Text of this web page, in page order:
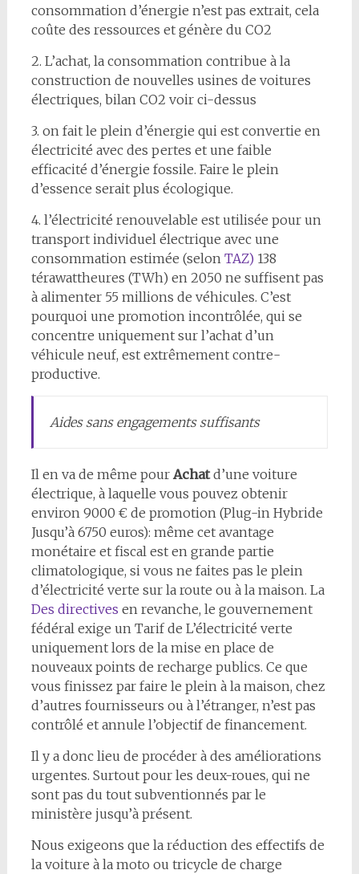
consommation d’énergie n’est pas extrait, cela
coûte des ressources et génère du CO2
2. L’achat, la consommation contribue à la
construction de nouvelles usines de voitures
électriques, bilan CO2 voir ci-dessus
3. on fait le plein d’énergie qui est convertie en
électricité avec des pertes et une faible
efficacité d’énergie fossile. Faire le plein
d’essence serait plus écologique.
4. l’électricité renouvelable est utilisée pour un
transport individuel électrique avec une
consommation estimée (selon TAZ)138
térawattheures (TWh) en 2050 ne suffisent pas
à alimenter 55 millions de véhicules. C’est
pourquoi une promotion incontrôlée, qui se
concentre uniquement sur l’achat d’un
véhicule neuf, est extrêmement contre-
productive.
Aides sans engagements suffisants
Il en va de même pour Achatd’une voiture
électrique, à laquelle vous pouvez obtenir
environ 9000 € de promotion (Plug-in Hybride
Jusqu’à 6750 euros): même cet avantage
monétaire et fiscal est en grande partie
climatologique, si vous ne faites pas le plein
d’électricité verte sur la route ou à la maison. La
Des directives en revanche, le gouvernement
fédéral exige un Tarif de L’électricité verte
uniquement lors de la mise en place de
nouveaux points de recharge publics. Ce que
vous finissez par faire le plein à la maison, chez
d’autres fournisseurs ou à l’étranger, n’est pas
contrôlé et annule l’objectif de financement.
Il y a donc lieu de procéder à des améliorations
urgentes. Surtout pour les deux-roues, qui ne
sont pas du tout subventionnés par le
ministère jusqu’à présent.
Nous exigeons que la réduction des effectifs de
la voiture à la moto ou tricycle de charge